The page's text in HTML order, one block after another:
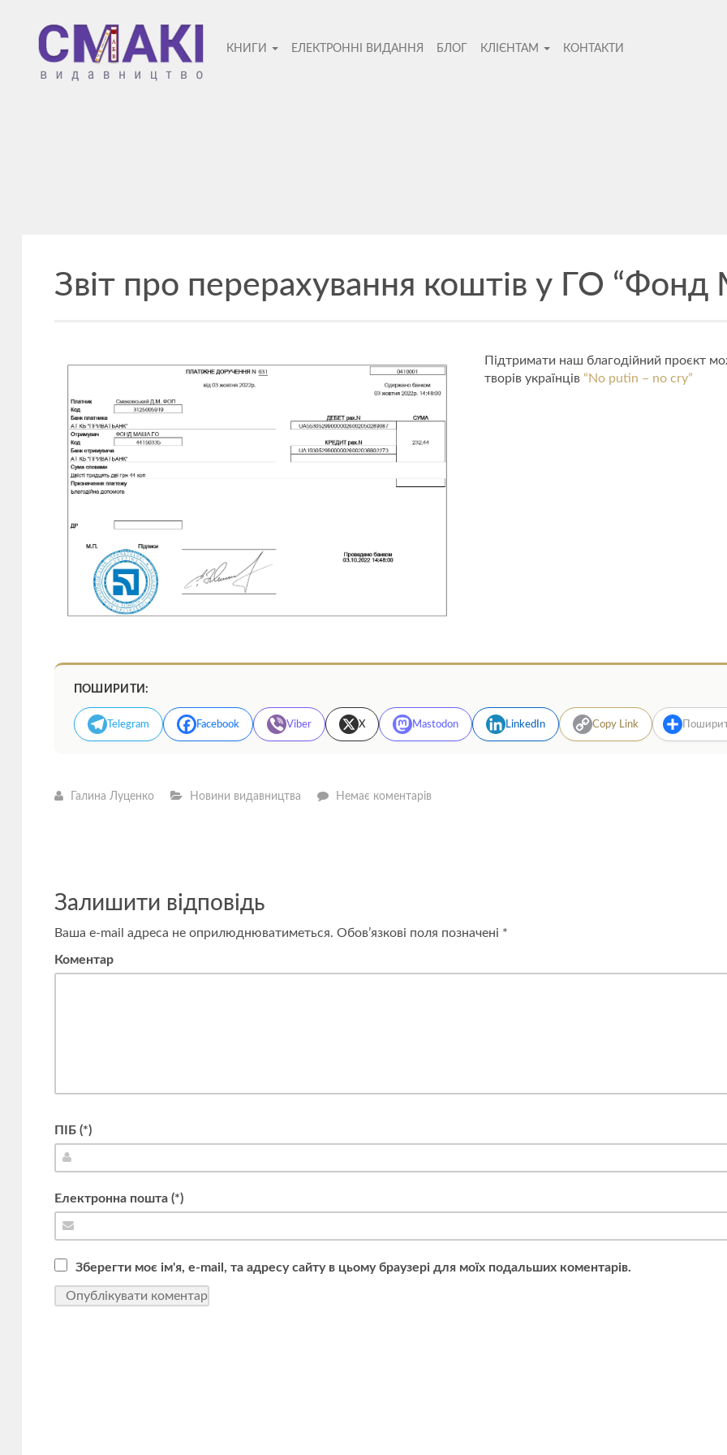
Смакі
—
КНИГИ ЕЛЕКТРОННІ ВИДАННЯ БЛОГ КЛІЄНТАМ КОНТАКТИ
Звіт про перерахування коштів у ГО “Фонд
Підтримати наш благодійний проєкт
творів українців “No putin – no cry”
ПОШИРИТИ:
Telegram Facebook Viber X Mastodon LinkedIn Copy Link
Галина Луценко Новини видавництва Немає коментарів—
Залишити відповідь
Ваша e-mail адреса не оприлюднюватиметься. Обов’язкові поля позначені *
Коментар
ПІБ (*)
Електронна пошта (*)
Зберегти моє ім'я, e-mail, та адресу сайту в цьому браузері для моїх подальших коментарів.